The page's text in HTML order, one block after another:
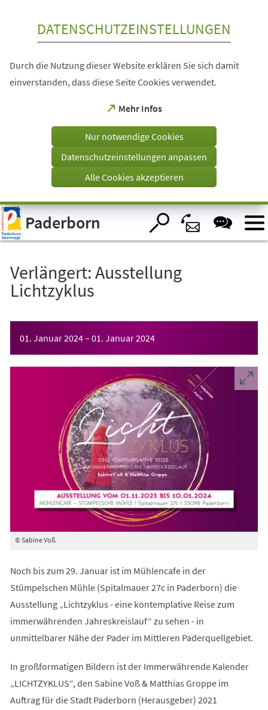
Visuelle
Assistenzsoftware
öffnen.
DATENSCHUTZEINSTELLUNGEN
Durch die Nutzung dieser Website erklären Sie sich damit
einverstanden, dass diese Seite Cookies verwendet.
Mehr Infos
(Öffnet
einem
Tab)
Nur notwendige Cookies
Datenschutzeinstellungen anpassen
Alle Cookies akzeptieren
Paderborn
Verlängert: Ausstellung
Lichtzyklus
01. Januar 2024– 01. Januar 2024
© Sabine Voß
Noch bis zum 29. Januar ist im Mühlencafe in der
Stümpelschen Mühle (Spitalmauer 27c in Paderborn) die
Ausstellung „Lichtzyklus - eine kontemplative Reise zum
immerwährenden Jahreskreislauf“ zu sehen - in
unmittelbarer Nähe der Pader im Mittleren Paderquellgebiet.
In großformatigen Bildern ist der Immerwährende Kalender
„LICHTZYKLUS“, den Sabine Voß & Matthias Groppe im
Auftrag für die Stadt Paderborn (Herausgeber) 2021